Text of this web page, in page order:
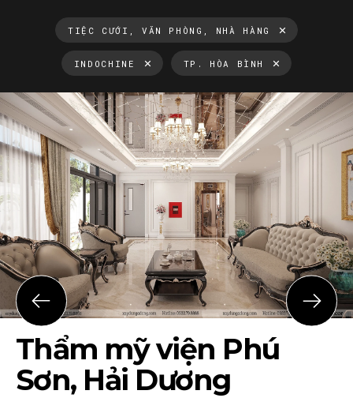
Thông tin luôn cập nhật
Xu hướng thiết kế nội thất mới nhất tại Việt Nam và trên thế
giới
Họ tên *
TIỆC CƯỚI, VĂN PHÒNG, NHÀ HÀNG
INDOCHINE TP. HÒA BÌNH
Thẩm mỹ viện Phú
Sơn, Hải Dương